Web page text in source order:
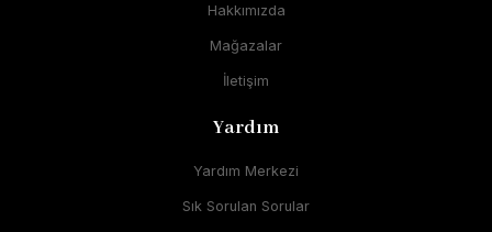
Hakkımızda
Mağazalar
İletişim
Yardım
Yardım Merkezi
Sık Sorulan Sorular